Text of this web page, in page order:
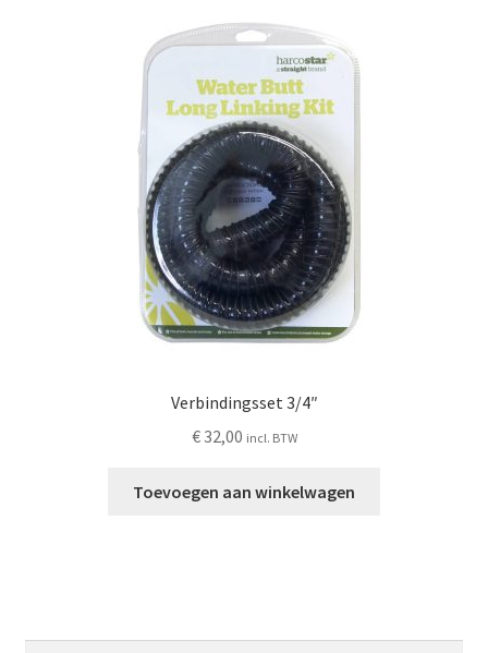
Verbindingsset 3/4″
€32,00 incl. BTW
Toevoegen aan winkelwagen